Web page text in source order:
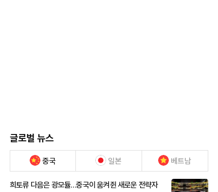
글로벌 뉴스
중국 일본 베트남
희토류 다음은 광모듈…중국이 움켜쥔 새로운 전략자